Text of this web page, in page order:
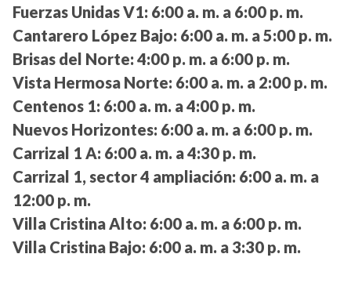
Fuerzas Unidas V1: 6:00 a. m. a 6:00 p. m.
Cantarero López Bajo: 6:00 a. m. a 5:00 p. m.
Brisas del Norte: 4:00 p. m. a 6:00 p. m.
Vista Hermosa Norte: 6:00 a. m. a 2:00 p. m.
Centenos 1: 6:00 a. m. a 4:00 p. m.
Nuevos Horizontes: 6:00 a. m. a 6:00 p. m.
Carrizal 1 A: 6:00 a. m. a 4:30 p. m.
Carrizal 1, sector 4 ampliación: 6:00 a. m. a
12:00 p. m.
Villa Cristina Alto: 6:00 a. m. a 6:00 p. m.
Villa Cristina Bajo: 6:00 a. m. a 3:30 p. m.